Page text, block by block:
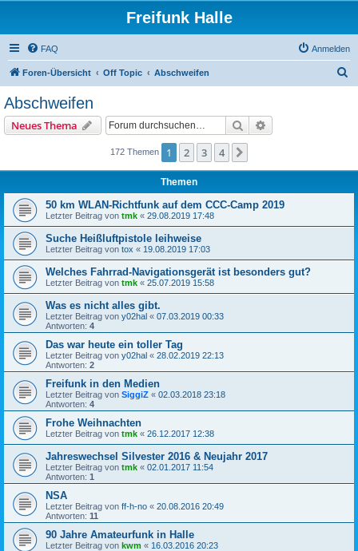
Freifunk Halle
FAQ Anmelden
Foren-Übersicht Off Topic Abschweifen
Abschweifen
Neues Thema Suche
172 Themen 1 2 3 4
Themen
50 km WLAN-Richtfunk auf dem CCC-Camp 2019
Letzter Beitrag von tmk « 29.08.2019 17:48
Suche Heißluftpistole leihweise
Letzter Beitrag von tox « 19.08.2019 17:03
Welches Fahrrad-Navigationsgerät ist besonders gut?
Letzter Beitrag von tmk « 25.07.2019 15:58
Was es nicht alles gibt.
Letzter Beitrag von y02hal « 07.03.2019 00:33
Antworten: 4
Das war heute ein toller Tag
Letzter Beitrag von y02hal « 28.02.2019 22:13
Antworten: 2
Freifunk in den Medien
Letzter Beitrag von SiggiZ « 02.03.2018 23:18
Antworten: 4
Frohe Weihnachten
Letzter Beitrag von tmk « 26.12.2017 12:38
Jahreswechsel Silvester 2016 & Neujahr 2017
Letzter Beitrag von tmk « 02.01.2017 11:54
Antworten: 1
NSA
Letzter Beitrag von ff-h-no « 20.08.2016 20:49
Antworten: 11
90 Jahre Amateurfunk in Halle
Letzter Beitrag von kwm « 16.03.2016 20:23